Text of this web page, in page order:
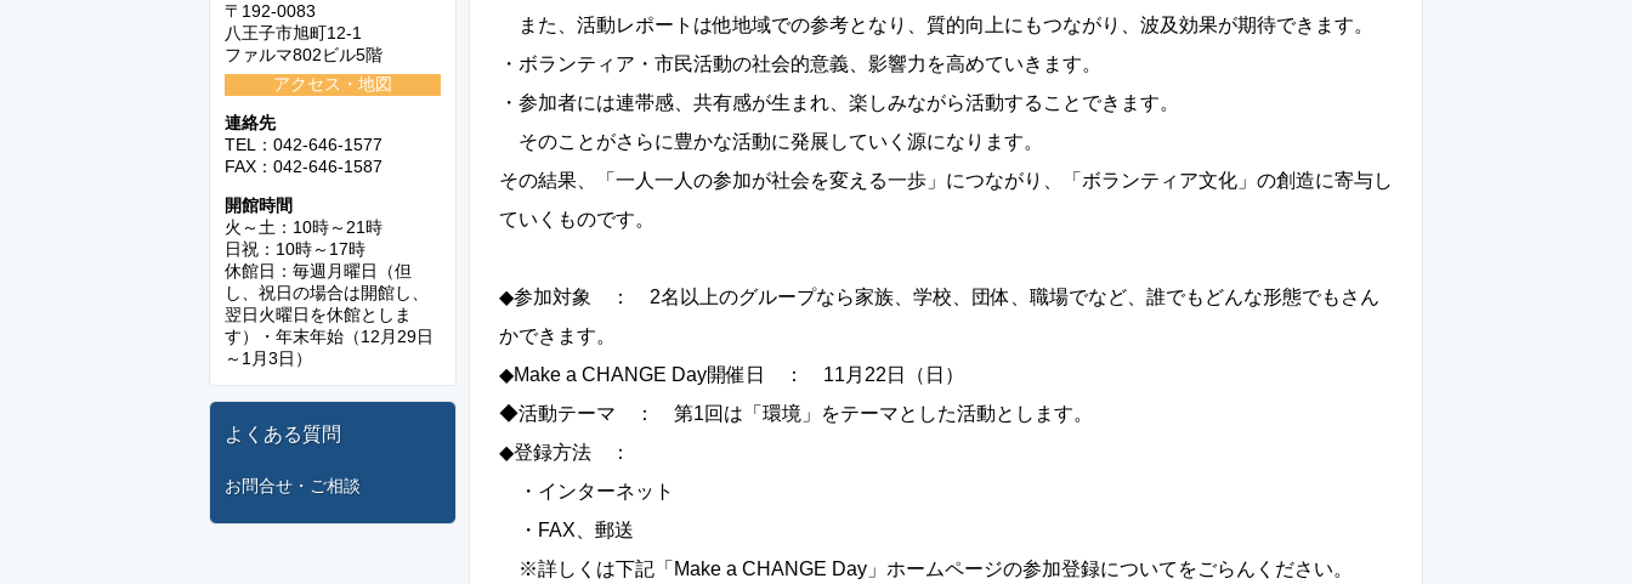
〒192-0083
八王子市旭町12-1
ファルマ802ビル5階
アクセス・地図
連絡先
TEL：042-646-1577
FAX：042-646-1587
開館時間
火～土：10時～21時
日祝：10時～17時
休館日：毎週月曜日（但
し、祝日の場合は開館し、
翌日火曜日を休館としま
す）・年末年始（12月29日
～1月3日）
よくある質問
お問合せ・ご相談
また、活動レポートは他地域での参考となり、質的向上にもつながり、波及効果が期待できます。
・ボランティア・市民活動の社会的意義、影響力を高めていきます。
・参加者には連帯感、共有感が生まれ、楽しみながら活動することできます。
そのことがさらに豊かな活動に発展していく源になります。
その結果、「一人一人の参加が社会を変える一歩」につながり、「ボランティア文化」の創造に寄与し
ていくものです。
◆参加対象 ： 2名以上のグループなら家族、学校、団体、職場でなど、誰でもどんな形態でもさん
かできます。
◆Make a CHANGE Day開催日 ： 11月22日（日）
◆活動テーマ ： 第1回は「環境」をテーマとした活動とします。
◆登録方法 ：
・インターネット
・FAX、郵送
※詳しくは下記「Make a CHANGE Day」ホームページの参加登録についてをごらんください。